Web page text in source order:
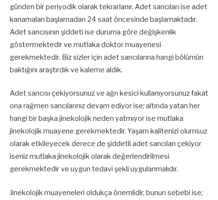
günden bir periyodik olarak tekrarlanır. Adet sancıları ise adet
kanamaları başlamadan 24 saat öncesinde başlamaktadır.
Adet sancısının şiddeti ise duruma göre değişkenlik
göstermektedir ve mutlaka doktor muayenesi
gerekmektedir. Biz sizler için adet sancılarına hangi bölümün
baktığını araştırdık ve kaleme aldık.
Adet sancısı çekiyorsunuz ve ağrı kesici kullanıyorsunuz fakat
ona rağmen sancılarınız devam ediyor ise; altında yatan her
hangi bir başka jinekolojik neden yatmıyor ise mutlaka
jinekolojik muayene gerekmektedir. Yaşam kalitenizi olumsuz
olarak etkileyecek derece de şiddetli adet sancıları çekiyor
iseniz mutlaka jinekolojik olarak değerlendirilmesi
gerekmektedir ve uygun tedavi şekli uygulanmalıdır.
Jinekolojik muayeneleri oldukça önemlidir, bunun sebebi ise;